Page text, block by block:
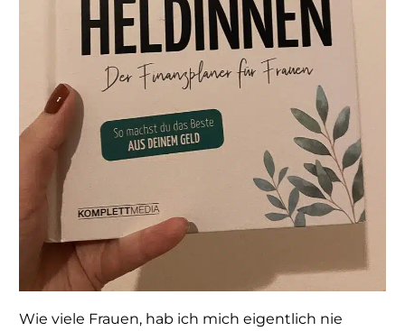
Wie viele Frauen, hab ich mich eigentlich nie